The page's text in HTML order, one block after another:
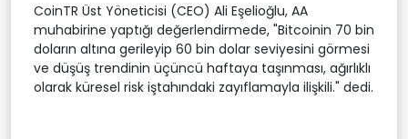
CoinTR Üst Yöneticisi (CEO) Ali Eşelioğlu, AA
muhabirine yaptığı değerlendirmede, "Bitcoinin 70 bin
doların altına gerileyip 60 bin dolar seviyesini görmesi
ve düşüş trendinin üçüncü haftaya taşınması, ağırlıklı
olarak küresel risk iştahındaki zayıflamayla ilişkili." dedi.